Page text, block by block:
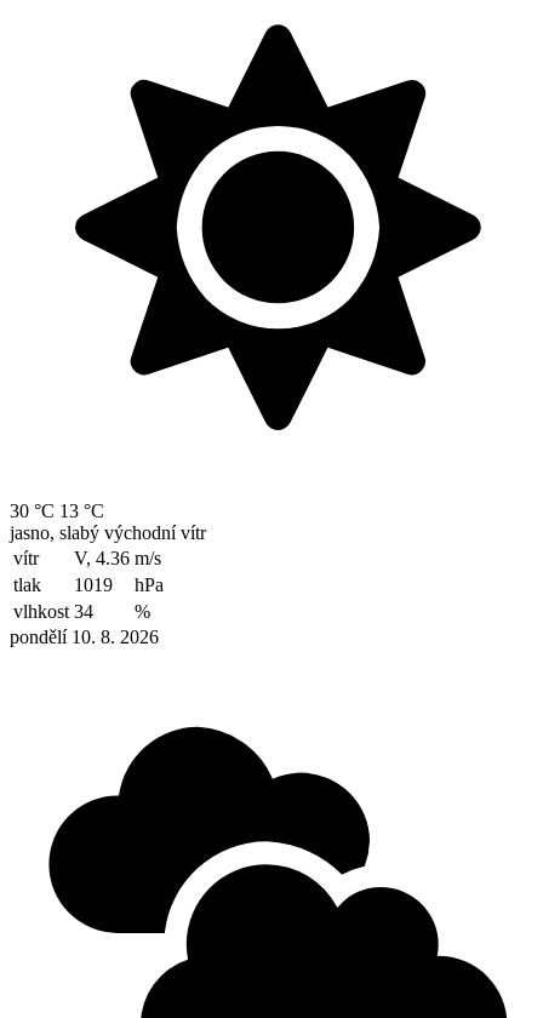
30 °C 13 °C
jasno, slabý východní vítr
vítr
V, 4.36 m/s
tlak
1019
hPa
vlhkost 34
%
pondělí 10. 8. 2026